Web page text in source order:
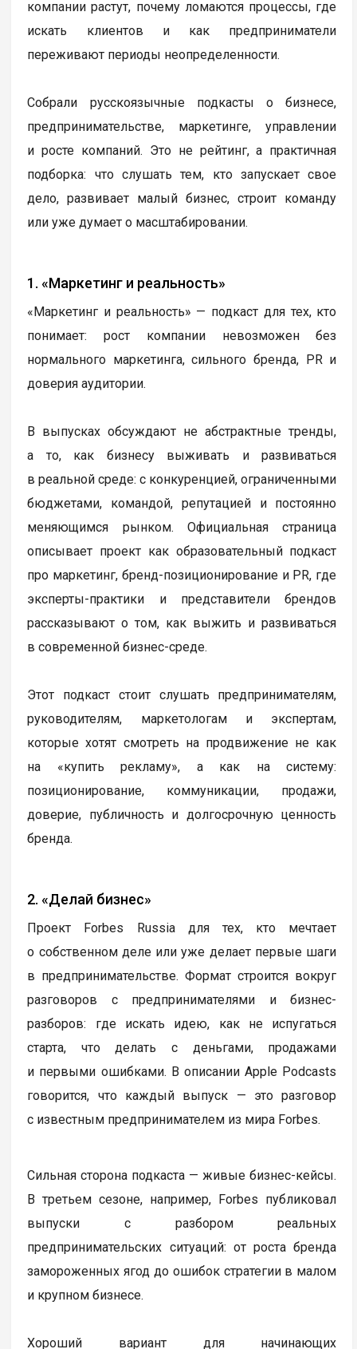
компании растут, почему ломаются процессы, где
искать клиентов и как предприниматели
переживают периоды неопределенности.
Собрали русскоязычные подкасты о бизнесе,
предпринимательстве, маркетинге, управлении
и росте компаний. Это не рейтинг, а практичная
подборка: что слушать тем, кто запускает свое
дело, развивает малый бизнес, строит команду
или уже думает о масштабировании.
1. «Маркетинг и реальность»
«Маркетинг и реальность» — подкаст для тех, кто
понимает: рост компании невозможен без
нормального маркетинга, сильного бренда, PR и
доверия аудитории.
В выпусках обсуждают не абстрактные тренды,
а то, как бизнесу выживать и развиваться
в реальной среде: с конкуренцией, ограниченными
бюджетами, командой, репутацией и постоянно
меняющимся рынком. Официальная страница
описывает проект как образовательный подкаст
про маркетинг, бренд-позиционирование и PR, где
эксперты-практики и представители брендов
рассказывают о том, как выжить и развиваться
в современной бизнес-среде.
Этот подкаст стоит слушать предпринимателям,
руководителям, маркетологам и экспертам,
которые хотят смотреть на продвижение не как
на «купить рекламу», а как на систему:
позиционирование, коммуникации, продажи,
доверие, публичность и долгосрочную ценность
бренда.
2. «Делай бизнес»
Проект Forbes Russia для тех, кто мечтает
о собственном деле или уже делает первые шаги
в предпринимательстве. Формат строится вокруг
разговоров с предпринимателями и бизнес-
разборов: где искать идею, как не испугаться
старта, что делать с деньгами, продажами
и первыми ошибками. В описании Apple Podcasts
говорится, что каждый выпуск — это разговор
с известным предпринимателем из мира Forbes.
Сильная сторона подкаста — живые бизнес-кейсы.
В третьем сезоне, например, Forbes публиковал
выпуски с разбором реальных
предпринимательских ситуаций: от роста бренда
замороженных ягод до ошибок стратегии в малом
и крупном бизнесе.
Хороший вариант для начинающих